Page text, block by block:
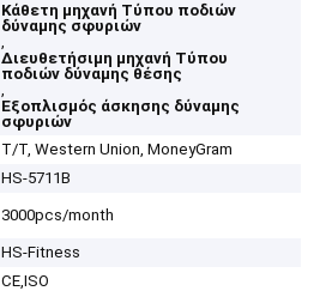
Κάθετη μηχανή Τύπου ποδιών
δύναμης σφυριών
,
Διευθετήσιμη μηχανή Τύπου
ποδιών δύναμης θέσης
,
Εξοπλισμός άσκησης δύναμης
σφυριών
T/T, Western Union, MoneyGram
HS-5711B
3000pcs/month
HS-Fitness
CE,ISO